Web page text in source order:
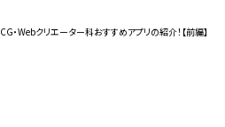
CG・Webクリエーター科おすすめアプリの紹介！【前編】